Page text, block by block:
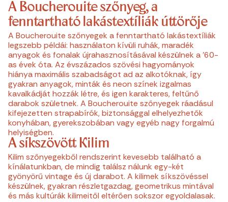
A Boucherouite szőnyeg, a
fenntartható lakástextíliák úttörője
A Boucherouite szőnyegek a fenntartható lakástextíliák
legszebb példái: használaton kívüli ruhák, maradék
anyagok és fonalak újrahasznosításával készülnek a ’60-
as évek óta. Az évszázados szövési hagyományok
hiánya maximális szabadságot ad az alkotóknak, így
gyakran anyagok, minták és neon színek izgalmas
kavalkádját hozzák létre, és igen karakteres, feltűnő
darabok születnek. A Boucherouite szőnyegek ráadásul
kifejezetten strapabírók, biztonsággal elhelyezhetők
konyhában, gyerekszobában vagy egyéb nagy forgalmú
helyiségben.
A síkszövött Kilim
Kilim szőnyegekből rendszerint kevesebb található a
kínálatunkban, de mindig találsz nálunk egy-két
gyönyörű vintage és új darabot. A kilimek síkszövéssel
készülnek, gyakran részletgazdag, geometrikus mintával
és más kultúrák kilimeitől eltérően sokszor egyoldalasak.